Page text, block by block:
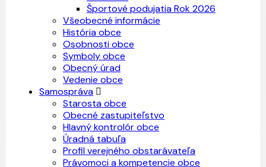
Športové podujatia Rok 2026
Všeobecné informácie
História obce
Osobnosti obce
Symboly obce
Obecný úrad
Vedenie obce
Samospráva
Starosta obce
Obecné zastupiteľstvo
Hlavný kontrolór obce
Úradná tabuľa
Profil verejného obstarávateľa
Právomoci a kompetencie obce